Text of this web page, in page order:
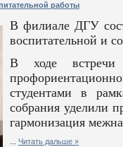
работы
В филиале ДГУ
воспитательной и
В ходе встречи
студентами в
собрания уделили
гармонизация
Читать дальше »